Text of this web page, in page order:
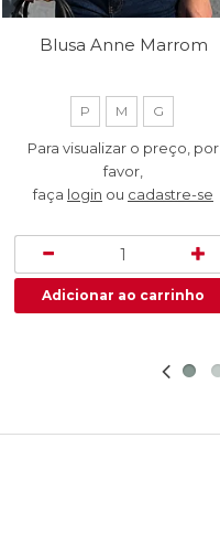
Blusa Anne Marrom
P M G
Para visualizar o preço, por
favor,
faça login ou cadastre-se